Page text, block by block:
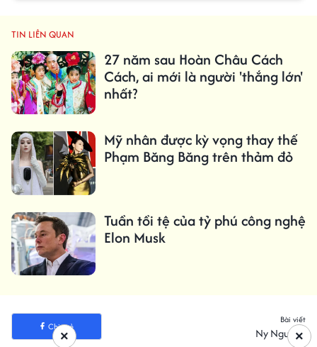
TIN LIÊN QUAN
27 năm sau Hoàn Châu Cách
Cách, ai mới là người 'thắng lớn'
nhất?
Mỹ nhân được kỳ vọng thay thế
Phạm Băng Băng trên thảm đỏ
Tuần tồi tệ của tỷ phú công nghệ
Elon Musk
Chia sẻ
Bài viết
Ny Nguyễn
×
×